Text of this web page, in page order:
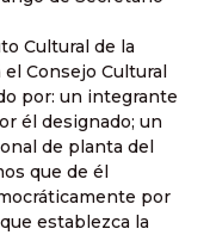
Cultural de la
Consejo Cultural
por: un integrante
él designado; un
de planta del
que de él
por
establezca la